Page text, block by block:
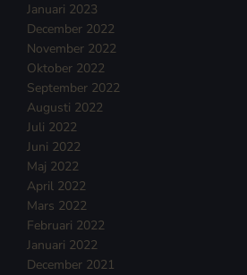
Januari 2023
December 2022
November 2022
Oktober 2022
September 2022
Augusti 2022
Juli 2022
Juni 2022
Maj 2022
April 2022
Mars 2022
Februari 2022
Januari 2022
December 2021